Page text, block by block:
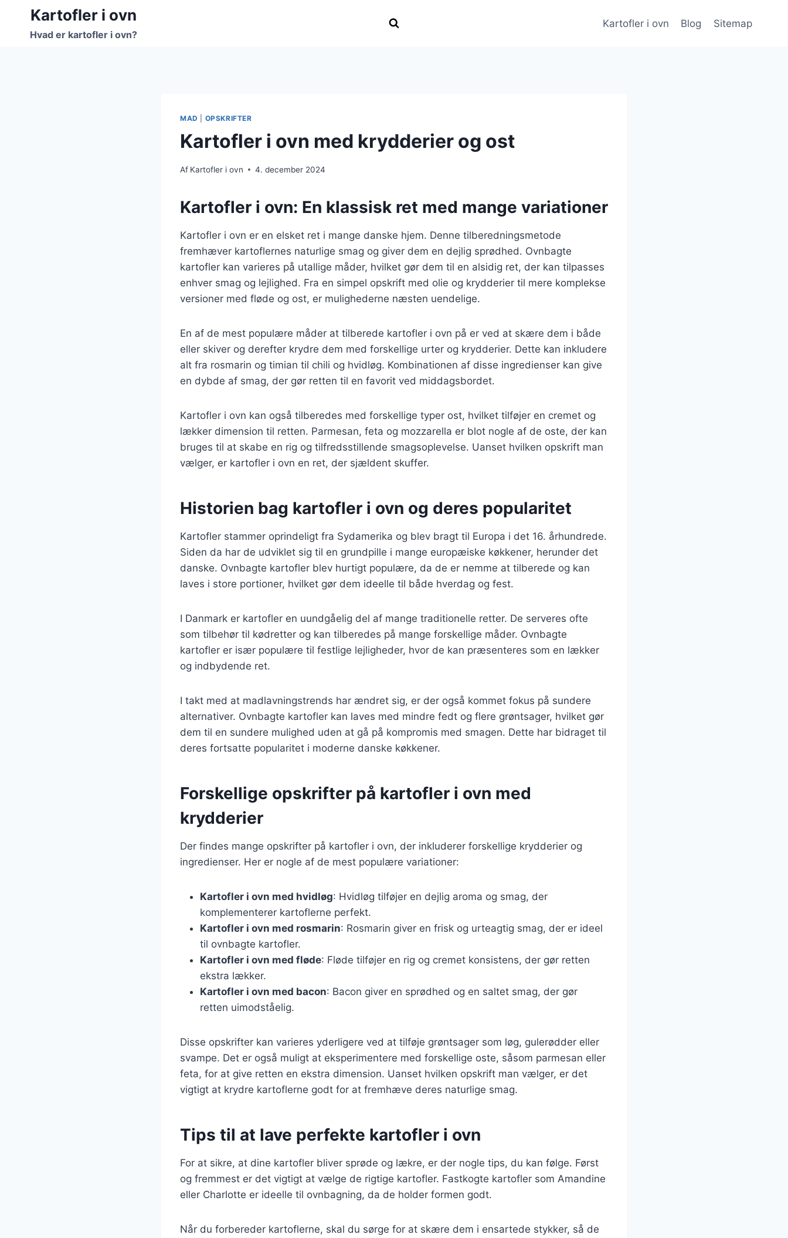
Fortsæt
indhold
Kartofler i ovn
Hvad er kartofler i ovn?
Kartofler i ovn Blog Sitemap
MAD OPSKRIFTER
Kartofler i ovn med krydderier og ost
Af Kartofler i ovn 4. december 2024
Kartofler i ovn: En klassisk ret med mange variationer
Kartofler i ovn er en elsket ret i mange danske hjem. Denne tilberedningsmetode
fremhæver kartoflernes naturlige smag og giver dem en dejlig sprødhed. Ovnbagte
kartofler kan varieres på utallige måder, hvilket gør dem til en alsidig ret, der kan tilpasses
enhver smag og lejlighed. Fra en simpel opskrift med olie og krydderier til mere komplekse
versioner med fløde og ost, er mulighederne næsten uendelige.
En af de mest populære måder at tilberede kartofler i ovn på er ved at skære dem i både
eller skiver og derefter krydre dem med forskellige urter og krydderier. Dette kan inkludere
alt fra rosmarin og timian til chili og hvidløg. Kombinationen af disse ingredienser kan give
en dybde af smag, der gør retten til en favorit ved middagsbordet.
Kartofler i ovn kan også tilberedes med forskellige typer ost, hvilket tilføjer en cremet og
lækker dimension til retten. Parmesan, feta og mozzarella er blot nogle af de oste, der kan
bruges til at skabe en rig og tilfredsstillende smagsoplevelse. Uanset hvilken opskrift man
vælger, er kartofler i ovn en ret, der sjældent skuffer.
Historien bag kartofler i ovn og deres popularitet
Kartofler stammer oprindeligt fra Sydamerika og blev bragt til Europa i det 16. århundrede.
Siden da har de udviklet sig til en grundpille i mange europæiske køkkener, herunder det
danske. Ovnbagte kartofler blev hurtigt populære, da de er nemme at tilberede og kan
laves i store portioner, hvilket gør dem ideelle til både hverdag og fest.
I Danmark er kartofler en uundgåelig del af mange traditionelle retter. De serveres ofte
som tilbehør til kødretter og kan tilberedes på mange forskellige måder. Ovnbagte
kartofler er især populære til festlige lejligheder, hvor de kan præsenteres som en lækker
og indbydende ret.
I takt med at madlavningstrends har ændret sig, er der også kommet fokus på sundere
alternativer. Ovnbagte kartofler kan laves med mindre fedt og flere grøntsager, hvilket gør
dem til en sundere mulighed uden at gå på kompromis med smagen. Dette har bidraget til
deres fortsatte popularitet i moderne danske køkkener.
Forskellige opskrifter på kartofler i ovn med
krydderier
Der findes mange opskrifter på kartofler i ovn, der inkluderer forskellige krydderier og
ingredienser. Her er nogle af de mest populære variationer:
Kartofler i ovn med hvidløg: Hvidløg tilføjer en dejlig aroma og smag, der
komplementerer kartoflerne perfekt.
Kartofler i ovn med rosmarin: Rosmarin giver en frisk og urteagtig smag, der er ideel
til ovnbagte kartofler.
Kartofler i ovn med fløde: Fløde tilføjer en rig og cremet konsistens, der gør retten
ekstra lækker.
Kartofler i ovn med bacon: Bacon giver en sprødhed og en saltet smag, der gør
retten uimodståelig.
Disse opskrifter kan varieres yderligere ved at tilføje grøntsager som løg, gulerødder eller
svampe. Det er også muligt at eksperimentere med forskellige oste, såsom parmesan eller
feta, for at give retten en ekstra dimension. Uanset hvilken opskrift man vælger, er det
vigtigt at krydre kartoflerne godt for at fremhæve deres naturlige smag.
Tips til at lave perfekte kartofler i ovn
For at sikre, at dine kartofler bliver sprøde og lækre, er der nogle tips, du kan følge. Først
og fremmest er det vigtigt at vælge de rigtige kartofler. Fastkogte kartofler som Amandine
eller Charlotte er ideelle til ovnbagning, da de holder formen godt.
Når du forbereder kartoflerne, skal du sørge for at skære dem i ensartede stykker, så de